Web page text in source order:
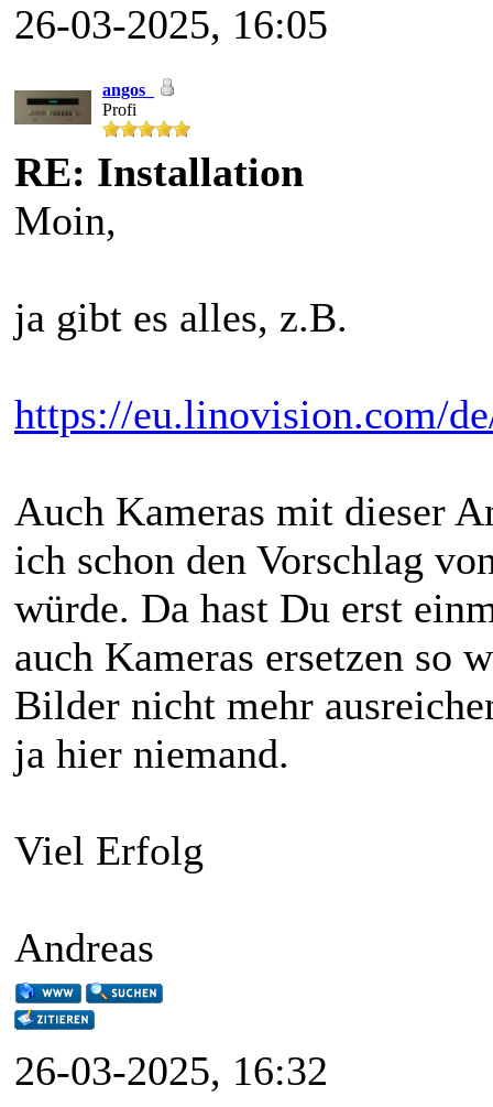
26-03-2025, 16:05
angos_
Profi
RE: Installation
Moin,
ja gibt es alles, z.B.
https://eu.linovision.com/
Auch Kameras mit dieser
ich schon den Vorschlag
würde. Da hast Du erst
auch Kameras ersetzen so
Bilder nicht mehr
ja hier niemand.
Viel Erfolg
Andreas
26-03-2025, 16:32